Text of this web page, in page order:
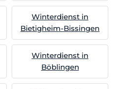
Winterdienst in
Bietigheim-Bissingen
Winterdienst in
Böblingen